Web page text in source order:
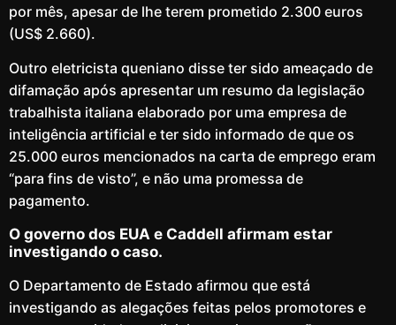
por mês, apesar de lhe terem prometido 2.300 euros
(US$ 2.660).
Outro eletricista queniano disse ter sido ameaçado de
difamação após apresentar um resumo da legislação
trabalhista italiana elaborado por uma empresa de
inteligência artificial e ter sido informado de que os
25.000 euros mencionados na carta de emprego eram
“para fins de visto”, e não uma promessa de
pagamento.
O governo dos EUA e Caddell afirmam estar
investigando o caso.
O Departamento de Estado afirmou que está
investigando as alegações feitas pelos promotores e